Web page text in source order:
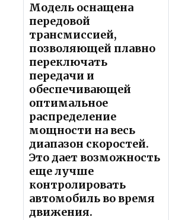
Модель оснащена
передовой
трансмиссией,
позволяющей плавно
переключать
передачи и
обеспечивающей
оптимальное
распределение
мощности на весь
диапазон скоростей.
Это дает возможность
еще лучше
контролировать
автомобиль во время
движения.